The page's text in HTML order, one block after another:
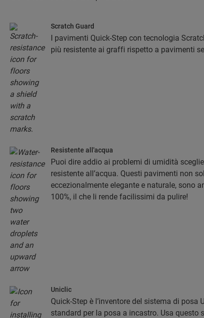
Scratch Guard
I pavimenti Quick-Step con tecnologia
più resistente ai graffi rispetto a pavimenti
Resistente all'acqua
Puoi dire addio ai problemi di umidità
resistente all’acqua. Questi pavimenti non
eccezionalmente elegante e naturale, sono
100%, il che li rende facilissimi da pulire!
Uniclic
Quick-Step è l’inventore del sistema di posa
standard per la posa a incastro. Usa questo